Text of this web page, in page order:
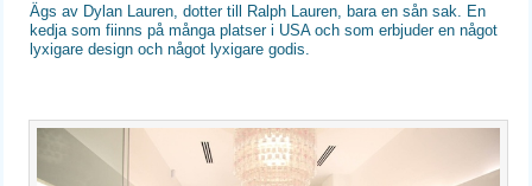
Ägs av Dylan Lauren, dotter till Ralph Lauren, bara en sån sak. En
kedja som fiinns på många platser i USA och som erbjuder en något
lyxigare design och något lyxigare godis.